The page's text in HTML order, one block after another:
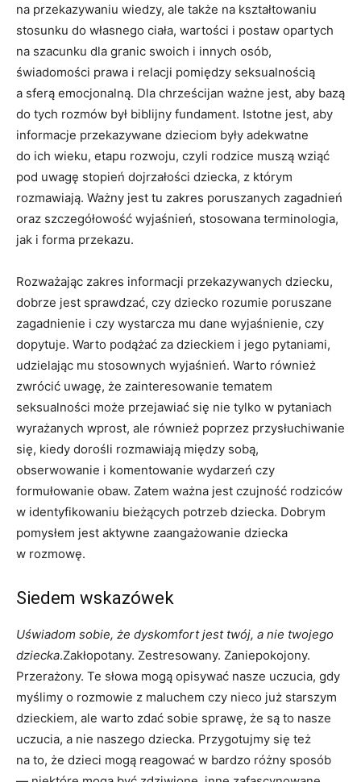
na przekazywaniu wiedzy, ale także na kształtowaniu
stosunku do własnego ciała, wartości i postaw opartych
na szacunku dla granic swoich i innych osób,
świadomości prawa i relacji pomiędzy seksualnością
a sferą emocjonalną. Dla chrześcijan ważne jest, aby bazą
do tych rozmów był biblijny fundament. Istotne jest, aby
informacje przekazywane dzieciom były adekwatne
do ich wieku, etapu rozwoju, czyli rodzice muszą wziąć
pod uwagę stopień dojrzałości dziecka, z którym
rozmawiają. Ważny jest tu zakres poruszanych zagadnień
oraz szczegółowość wyjaśnień, stosowana terminologia,
jak i forma przekazu.
Rozważając zakres informacji przekazywanych dziecku,
dobrze jest sprawdzać, czy dziecko rozumie poruszane
zagadnienie i czy wystarcza mu dane wyjaśnienie, czy
dopytuje. Warto podążać za dzieckiem i jego pytaniami,
udzielając mu stosownych wyjaśnień. Warto również
zwrócić uwagę, że zainteresowanie tematem
seksualności może przejawiać się nie tylko w pytaniach
wyrażanych wprost, ale również poprzez przysłuchiwanie
się, kiedy dorośli rozmawiają między sobą,
obserwowanie i komentowanie wydarzeń czy
formułowanie obaw. Zatem ważna jest czujność rodziców
w identyfikowaniu bieżących potrzeb dziecka. Dobrym
pomysłem jest aktywne zaangażowanie dziecka
w rozmowę.
Siedem wskazówek
Uświadom sobie, że dyskomfort jest twój, a nie twojego
dziecka.Zakłopotany. Zestresowany. Zaniepokojony.
Przerażony. Te słowa mogą opisywać nasze uczucia, gdy
myślimy o rozmowie z maluchem czy nieco już starszym
dzieckiem, ale warto zdać sobie sprawę, że są to nasze
uczucia, a nie naszego dziecka. Przygotujmy się też
na to, że dzieci mogą reagować w bardzo różny sposób